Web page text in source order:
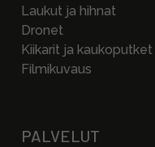
Laukut ja hihnat
Dronet
Kiikarit ja kaukoputket
Filmikuvaus
PALVELUT